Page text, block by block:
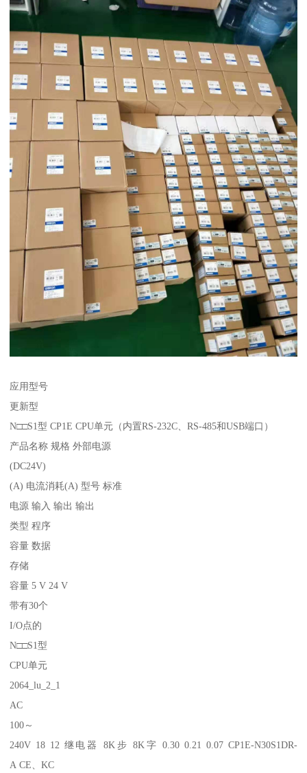
应用型号
更新型
N□□S1型 CP1E CPU单元（内置RS-232C、RS-485和USB端口）
产品名称 规格 外部电源
(DC24V)
(A) 电流消耗(A) 型号 标准
电源 输入 输出 输出
类型 程序
容量 数据
存储
容量 5 V 24 V
带有30个
I/O点的
N□□S1型
CPU单元
2064_lu_2_1
AC
100～
240V 18 12 继电器 8K步 8K字 0.30 0.21 0.07 CP1E-N30S1DR-
A CE、KC